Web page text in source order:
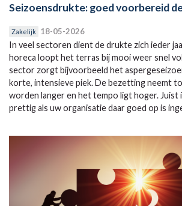
Seizoensdrukte: goed voorbereid
Zakelijk 18-05-2026
In veel sectoren dient de drukte zich ieder
horeca loopt het terras bij mooi weer snel
sector zorgt bijvoorbeeld het
korte, intensieve piek. De bezetting neemt
worden langer en het tempo ligt hoger. Juist
prettig als uw organisatie daar goed op is